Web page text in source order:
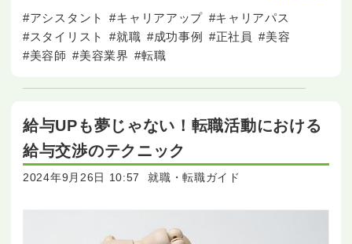
ょうか。 美容師は、クリエイティブな職業であり、常
#アシスタント #キャリアアップ #キャリアパス
#スタイリスト
#就職 #成功事例 #正社員
#美容
#美容師 #美容業界 #転職
給与UPも夢じゃない！転職活動における
給与交渉のテクニック
2024年9月26日 10:57 就職・転職ガイド